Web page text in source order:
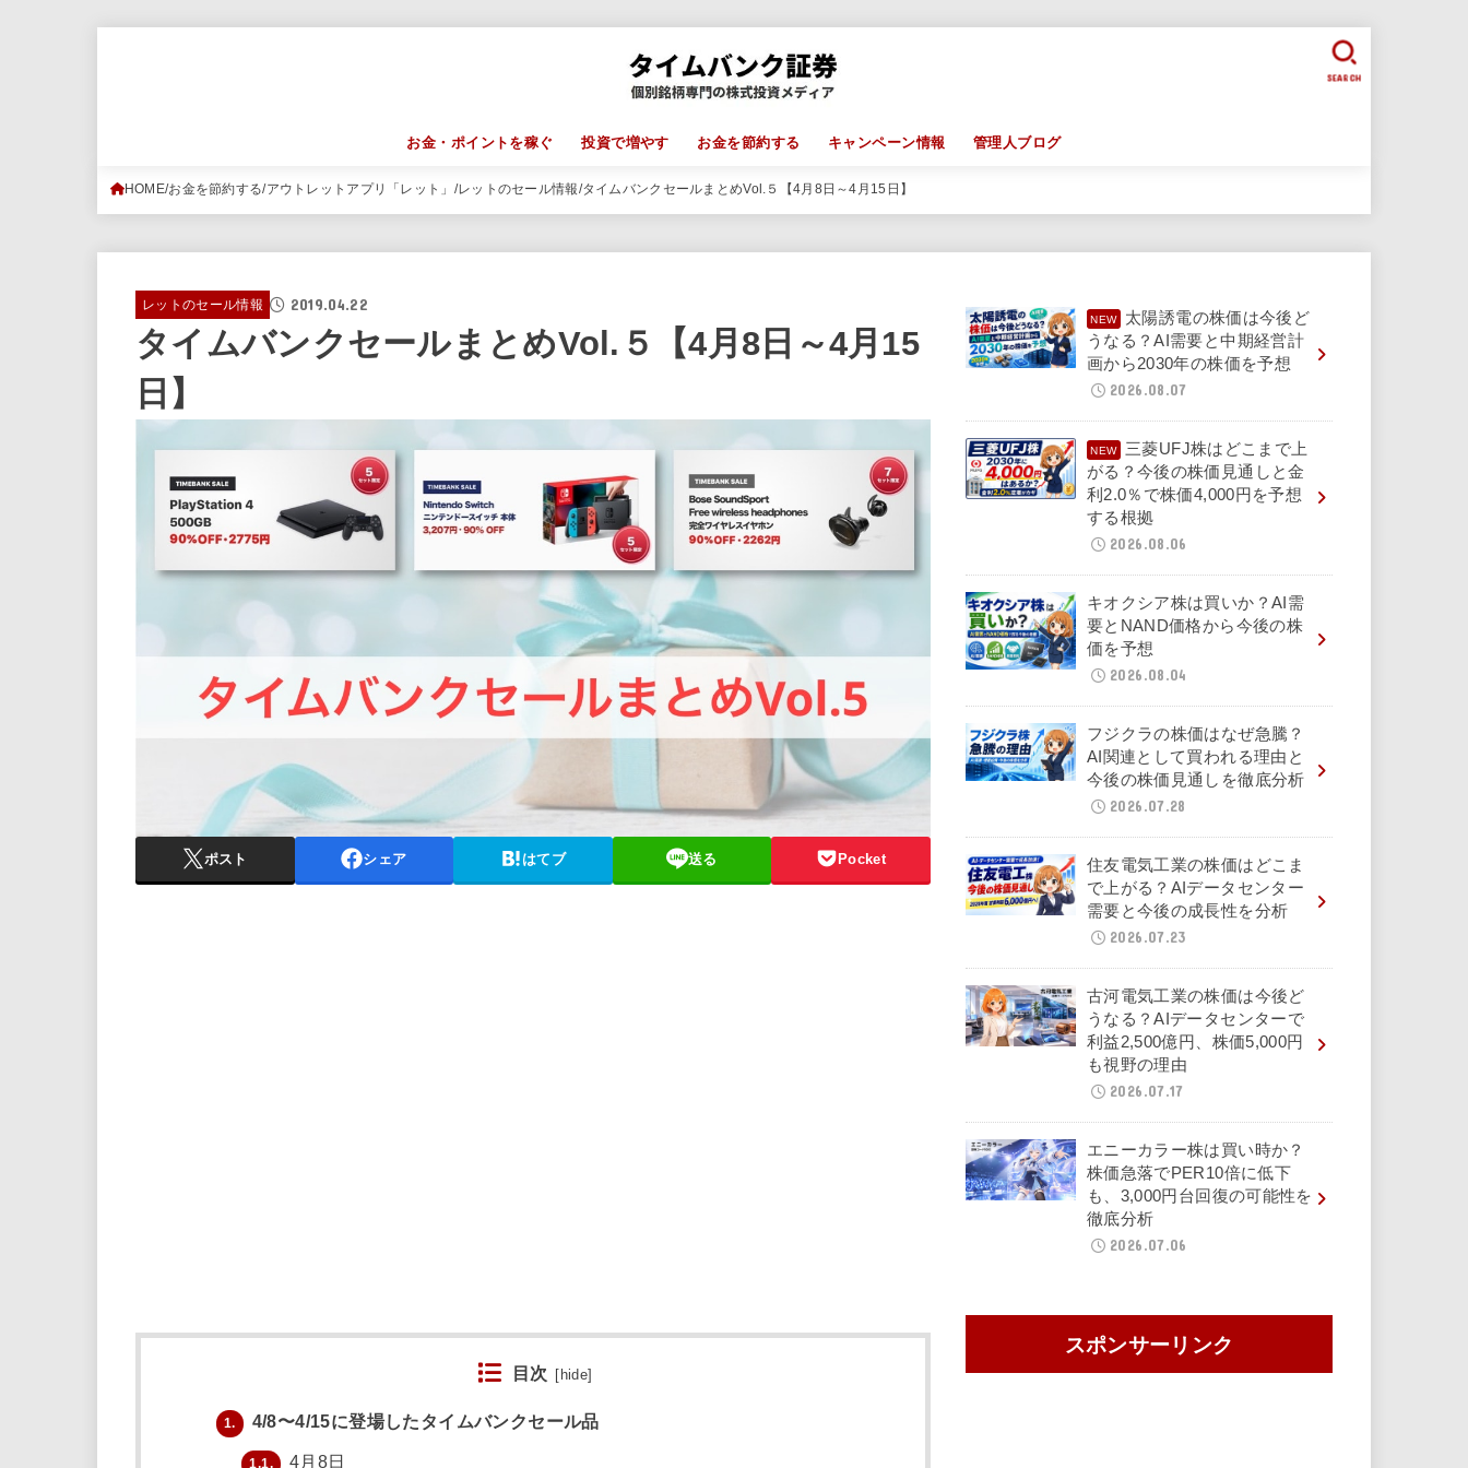
お金・ポイントを稼ぐ 投資で増やす お金を節約する キャンペーン情報 管理人ブログ
SEARCH
HOME お金を節約する アウトレットアプリ「レット」 レットのセール情報 タイムバンクセールまとめVol.５【4月8日～4月15日】
レットのセール情報 2019.04.22
タイムバンクセールまとめVol.５【4月8日～4月15
日】
ポスト シェア はてブ 送る Pocket
目次 [ hide]
1. 4/8〜4/15に登場したタイムバンクセール品
1.1. 4月8日
太陽誘電の株価は今後ど
うなる？AI需要と中期経営計
画から2030年の株価を予想
2026.08.07
三菱UFJ株はどこまで上
がる？今後の株価見通しと金
利2.0％で株価4,000円を予想
する根拠
2026.08.06
キオクシア株は買いか？AI需
要とNAND価格から今後の株
価を予想
2026.08.04
フジクラの株価はなぜ急騰？
AI関連として買われる理由と
今後の株価見通しを徹底分析
2026.07.28
住友電気工業の株価はどこま
で上がる？AIデータセンター
需要と今後の成長性を分析
2026.07.23
古河電気工業の株価は今後ど
うなる？AIデータセンターで
利益2,500億円、株価5,000円
も視野の理由
2026.07.17
エニーカラー株は買い時か？
株価急落でPER10倍に低下
も、3,000円台回復の可能性を
徹底分析
2026.07.06
スポンサーリンク